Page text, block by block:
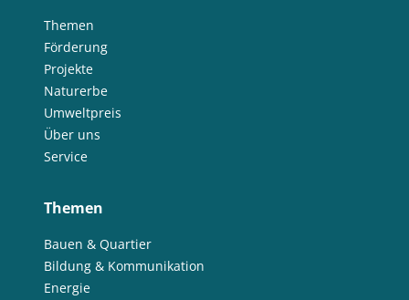
Themen
Förderung
Projekte
Naturerbe
Umweltpreis
Über uns
Service
Themen
Bauen & Quartier
Bildung & Kommunikation
Energie